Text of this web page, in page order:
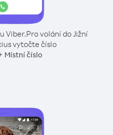
Viber.Pro volání do Jižní
vytočte číslo
Místní číslo